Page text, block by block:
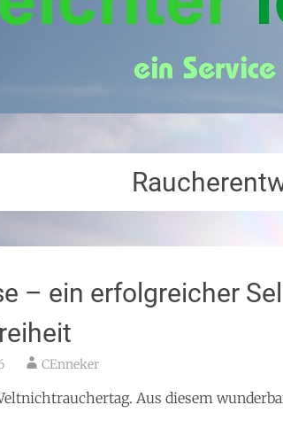
– ein erfolgreicher
CEnneker
Aus diesem